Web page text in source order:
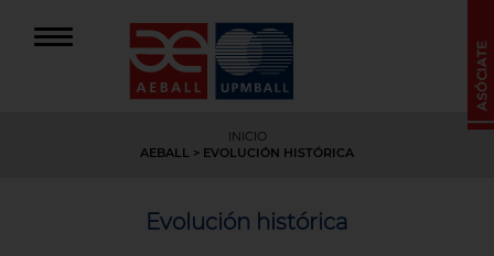
INICIO
AEBALL > EVOLUCIÓN HISTÓRICA
Evolución histórica